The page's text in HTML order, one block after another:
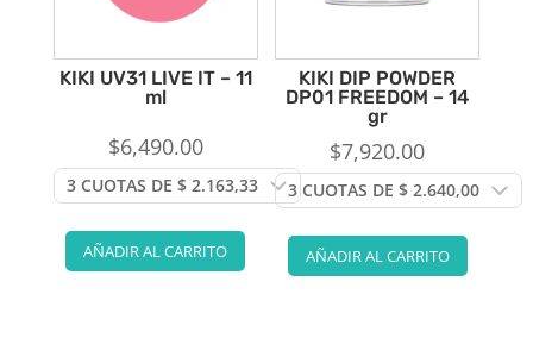
KIKI UV31 LIVE IT – 11
ml
$6,490.00
AÑADIR AL CARRITO
KIKI DIP POWDER
DP01 FREEDOM – 14
gr
$7,920.00
AÑADIR AL CARRITO